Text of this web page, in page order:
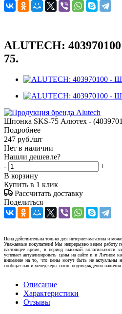
ALUTECH:
75.
Шпонка SKS-75 Алютех -
Подробнее
247 руб./шт
Нет в наличии
Нашли дешевле?
-
+
В корзину
Купить в 1 клик
Рассчитать доставку
Поделиться
Цена действительна только для интернет-магазина и
Уважаемые покупатели! Мы непрерывно ведем работу
настоящее время, в период высокой волатильности
успевает актуализировать цены на сайте и в Личном
внимание на то, что цены могут быть не актуальны
сообщат наши менеджеры после подтверждения наличия
Описание
Характеристики
Отзывы